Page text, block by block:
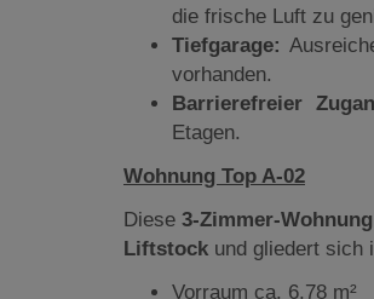
die frische Luft zu
Tiefgarage:
vorhanden.
Barrierefreier
Etagen.
Wohnung Top A-02
Diese 3-Zimmer-Wohnung
Liftstock und gliedert sich
Vorraum ca. 6,78 m²